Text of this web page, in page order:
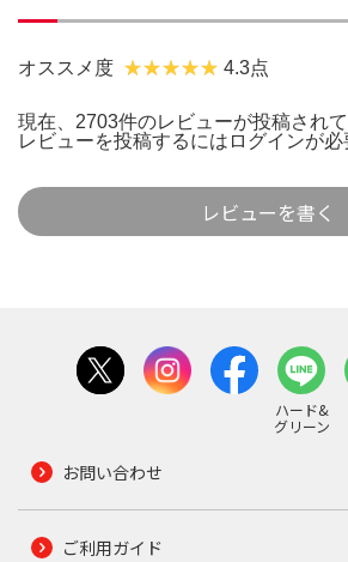
オススメ度 4.3点
現在、2703件のレビューが投稿されて
レビューを投稿するには ログインが必
レビューを書く
ハード&
グリーン
お問い合わせ
ご利用ガイド